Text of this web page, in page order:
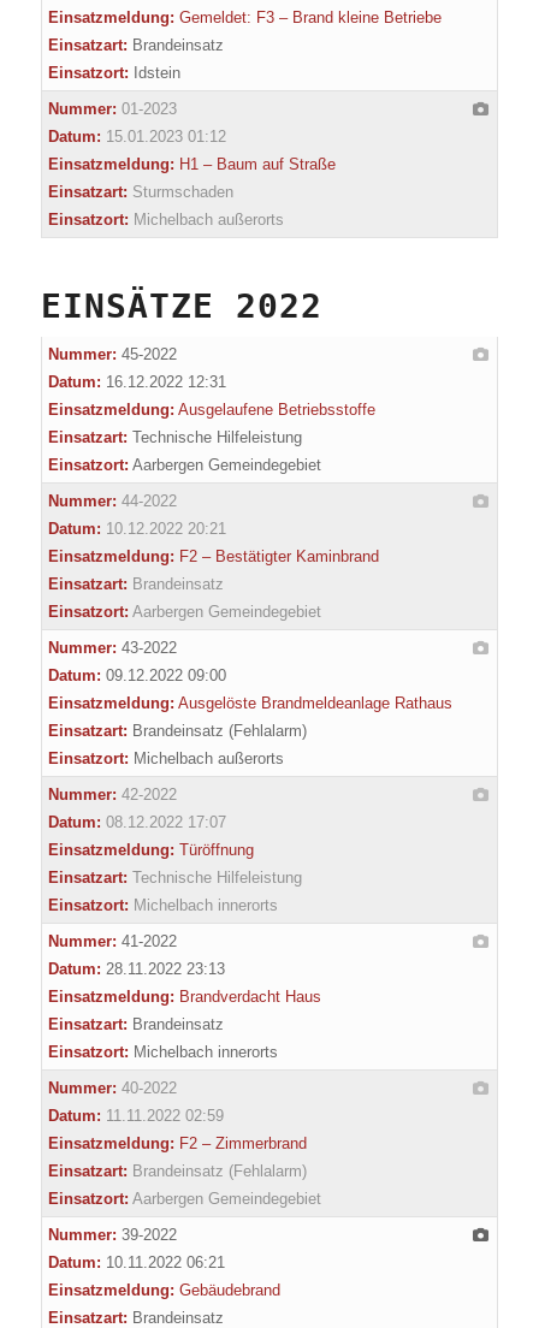
Einsatzmeldung: Gemeldet: F3 – Brand kleine Betriebe
Einsatzart: Brandeinsatz
Einsatzort: Idstein
Nummer: 01-2023
Datum: 15.01.2023 01:12
Einsatzmeldung: H1 – Baum auf Straße
Einsatzart: Sturmschaden
Einsatzort: Michelbach außerorts
EINSÄTZE 2022
Nummer: 45-2022
Datum: 16.12.2022 12:31
Einsatzmeldung: Ausgelaufene Betriebsstoffe
Einsatzart: Technische Hilfeleistung
Einsatzort: Aarbergen Gemeindegebiet
Nummer: 44-2022
Datum: 10.12.2022 20:21
Einsatzmeldung: F2 – Bestätigter Kaminbrand
Einsatzart: Brandeinsatz
Einsatzort: Aarbergen Gemeindegebiet
Nummer: 43-2022
Datum: 09.12.2022 09:00
Einsatzmeldung: Ausgelöste Brandmeldeanlage Rathaus
Einsatzart: Brandeinsatz (Fehlalarm)
Einsatzort: Michelbach außerorts
Nummer: 42-2022
Datum: 08.12.2022 17:07
Einsatzmeldung: Türöffnung
Einsatzart: Technische Hilfeleistung
Einsatzort: Michelbach innerorts
Nummer: 41-2022
Datum: 28.11.2022 23:13
Einsatzmeldung: Brandverdacht Haus
Einsatzart: Brandeinsatz
Einsatzort: Michelbach innerorts
Nummer: 40-2022
Datum: 11.11.2022 02:59
Einsatzmeldung: F2 – Zimmerbrand
Einsatzart: Brandeinsatz (Fehlalarm)
Einsatzort: Aarbergen Gemeindegebiet
Nummer: 39-2022
Datum: 10.11.2022 06:21
Einsatzmeldung: Gebäudebrand
Einsatzart: Brandeinsatz